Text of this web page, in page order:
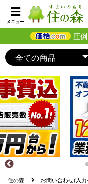
メニュー
圧
住の森 お問い合わせ(入